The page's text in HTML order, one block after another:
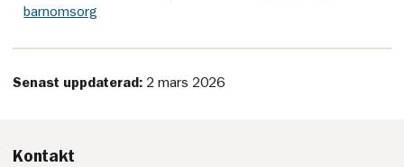
barnomsorg
Senast uppdaterad: 2 mars 2026
Kontakt